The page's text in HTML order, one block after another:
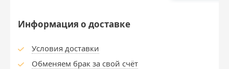
Информация о доставке
Условия доставки
Обменяем брак за свой счёт